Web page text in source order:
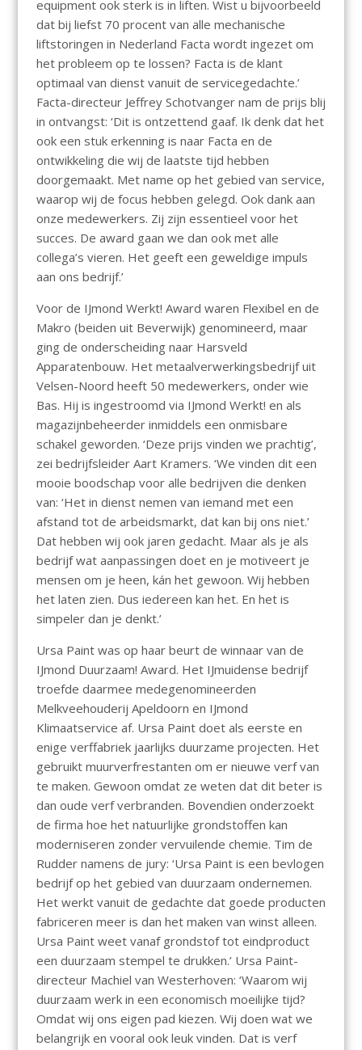
equipment ook sterk is in liften. Wist u bijvoorbeeld
dat bij liefst 70 procent van alle mechanische
liftstoringen in Nederland Facta wordt ingezet om
het probleem op te lossen? Facta is de klant
optimaal van dienst vanuit de servicegedachte.’
Facta-directeur Jeffrey Schotvanger nam de prijs blij
in ontvangst: ‘Dit is ontzettend gaaf. Ik denk dat het
ook een stuk erkenning is naar Facta en de
ontwikkeling die wij de laatste tijd hebben
doorgemaakt. Met name op het gebied van service,
waarop wij de focus hebben gelegd. Ook dank aan
onze medewerkers. Zij zijn essentieel voor het
succes. De award gaan we dan ook met alle
collega’s vieren. Het geeft een geweldige impuls
aan ons bedrijf.’
Voor de IJmond Werkt! Award waren Flexibel en de
Makro (beiden uit Beverwijk) genomineerd, maar
ging de onderscheiding naar Harsveld
Apparatenbouw. Het metaalverwerkingsbedrijf uit
Velsen-Noord heeft 50 medewerkers, onder wie
Bas. Hij is ingestroomd via IJmond Werkt! en als
magazijnbeheerder inmiddels een onmisbare
schakel geworden. ‘Deze prijs vinden we prachtig’,
zei bedrijfsleider Aart Kramers. ‘We vinden dit een
mooie boodschap voor alle bedrijven die denken
van: ‘Het in dienst nemen van iemand met een
afstand tot de arbeidsmarkt, dat kan bij ons niet.’
Dat hebben wij ook jaren gedacht. Maar als je als
bedrijf wat aanpassingen doet en je motiveert je
mensen om je heen, kán het gewoon. Wij hebben
het laten zien. Dus iedereen kan het. En het is
simpeler dan je denkt.’
Ursa Paint was op haar beurt de winnaar van de
IJmond Duurzaam! Award. Het IJmuidense bedrijf
troefde daarmee medegenomineerden
Melkveehouderij Apeldoorn en IJmond
Klimaatservice af. Ursa Paint doet als eerste en
enige verffabriek jaarlijks duurzame projecten. Het
gebruikt muurverfrestanten om er nieuwe verf van
te maken. Gewoon omdat ze weten dat dit beter is
dan oude verf verbranden. Bovendien onderzoekt
de firma hoe het natuurlijke grondstoffen kan
moderniseren zonder vervuilende chemie. Tim de
Rudder namens de jury: ‘Ursa Paint is een bevlogen
bedrijf op het gebied van duurzaam ondernemen.
Het werkt vanuit de gedachte dat goede producten
fabriceren meer is dan het maken van winst alleen.
Ursa Paint weet vanaf grondstof tot eindproduct
een duurzaam stempel te drukken.’ Ursa Paint-
directeur Machiel van Westerhoven: ‘Waarom wij
duurzaam werk in een economisch moeilijke tijd?
Omdat wij ons eigen pad kiezen. Wij doen wat we
belangrijk en vooral ook leuk vinden. Dat is verf